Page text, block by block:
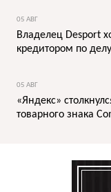
05 АВГ
Владелец Desport
кредитором по
05 АВГ
«Яндекс»
товарного знака